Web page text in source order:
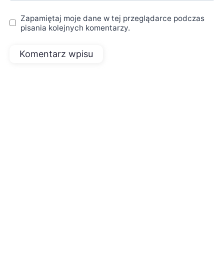
Zapamiętaj moje dane w tej przeglądarce podczas
pisania kolejnych komentarzy.